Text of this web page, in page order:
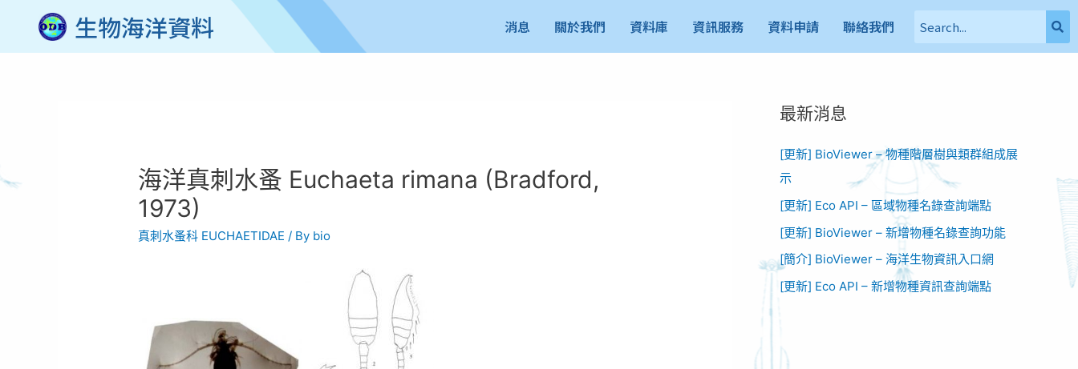
生物海洋資料 消息 關於我們 資料庫 資訊服務 資料申請 聯絡我們
海洋真刺水蚤 Euchaeta rimana (Bradford,
1973)
真刺水蚤科 EUCHAETIDAE / By bio
最新消息
[更新] BioViewer – 物種階層樹與類群組成展
示
[更新] Eco API – 區域物種名錄查詢端點
[更新] BioViewer – 新增物種名錄查詢功能​
[簡介] BioViewer – 海洋生物資訊入口網​
[更新] Eco API – 新增物種資訊查詢端點